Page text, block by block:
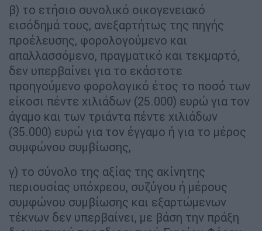
β) το ετήσιο συνολικό οικογενειακό
εισόδημά τους, ανεξαρτήτως της πηγής
προέλευσης, φορολογούμενο και
απαλλασσόμενο, πραγματικό και τεκμαρτό,
δεν υπερβαίνει για το εκάστοτε
προηγούμενο φορολογικό έτος το ποσό των
είκοσι πέντε χιλιάδων (25.000) ευρώ για τον
άγαμο και των τριάντα πέντε χιλιάδων
(35.000) ευρώ για τον έγγαμο ή για το μέρος
συμφώνου συμβίωσης,
γ) το σύνολο της αξίας της ακίνητης
περιουσίας υπόχρεου, συζύγου ή μέρους
συμφώνου συμβίωσης και εξαρτώμενων
τέκνων δεν υπερβαίνει, με βάση την πράξη